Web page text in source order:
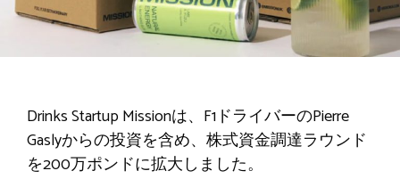
Drinks Startup Missionは、F1ドライバーのPierre
Gaslyからの投資を含め、株式資金調達ラウンド
を200万ポンドに拡大しました。